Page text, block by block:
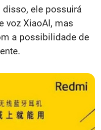
ele possuirá
voz XiaoAI, mas
a possibilidade de